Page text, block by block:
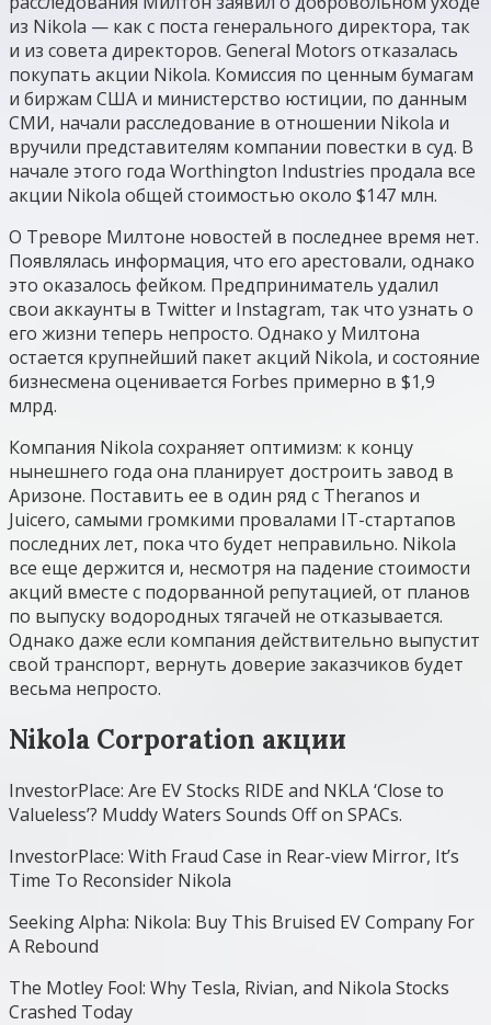
из Nikola — как с поста генерального директора, так
и из совета директоров. General Motors отказалась
покупать акции Nikola. Комиссия по ценным бумагам
и биржам США и министерство юстиции, по данным
СМИ, начали расследование в отношении Nikola и
вручили представителям компании повестки в суд. В
начале этого года Worthington Industries продала все
акции Nikola общей стоимостью около $147 млн.
О Треворе Милтоне новостей в последнее время нет.
Появлялась информация, что его арестовали, однако
это оказалось фейком. Предприниматель удалил
свои аккаунты в Twitter и Instagram, так что узнать о
его жизни теперь непросто. Однако у Милтона
остается крупнейший пакет акций Nikola, и состояние
бизнесмена оценивается Forbes примерно в $1,9
млрд.
Компания Nikola сохраняет оптимизм: к концу
нынешнего года она планирует достроить завод в
Аризоне. Поставить ее в один ряд с Theranos и
Juicero, самыми громкими провалами IT-стартапов
последних лет, пока что будет неправильно. Nikola
все еще держится и, несмотря на падение стоимости
акций вместе с подорванной репутацией, от планов
по выпуску водородных тягачей не отказывается.
Однако даже если компания действительно выпустит
свой транспорт, вернуть доверие заказчиков будет
весьма непросто.
Nikola Corporation акции
InvestorPlace: Are EV Stocks RIDE and NKLA ‘Close to
Valueless’? Muddy Waters Sounds Off on SPACs.
InvestorPlace: With Fraud Case in Rear-view Mirror, It’s
Time To Reconsider Nikola
Seeking Alpha: Nikola: Buy This Bruised EV Company For
A Rebound
The Motley Fool: Why Tesla, Rivian, and Nikola Stocks
Crashed Today